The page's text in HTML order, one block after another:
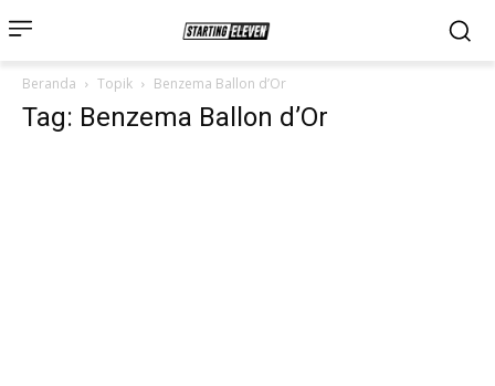
Beranda Topik Benzema Ballon d’Or
Tag: Benzema Ballon d’Or